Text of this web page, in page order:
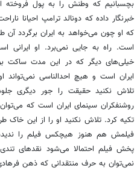
بچسبانیم که وطنش را به پول
خبرنگار داده که دونالد ترامپ احیانا
که او چون می‌خواهد به ایران برگردد
است. راه به جایی نمی‌برد. او
خیلی‌های دیگر که در این مدت ساکت
ایران است و هیچ احدالناسی
تلاش نکنید حقیقت را جور دیگری
روشنفکران سینمای ایران است که
تکیه کرد. تلاش نکنید او را از این خاک
فیلمش هم هنوز هیچکس فیلم را
پخش فیلم احتمالا می‌شود نقدهای تندی
نمی‌توان به حرف منتقدانی که ذهن